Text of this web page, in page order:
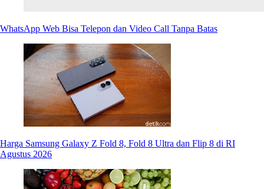
WhatsApp Web Bisa Telepon dan Video Call Tanpa Batas
Harga Samsung Galaxy Z Fold 8, Fold 8 Ultra dan Flip 8 di RI
Agustus 2026